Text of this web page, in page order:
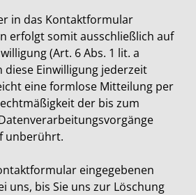
in das Kontaktformular
erfolgt somit ausschließlich auf
(Art. 6 Abs. 1 lit. a
diese Einwilligung jederzeit
eine formlose Mitteilung per
der bis zum
unberührt.
eingegebenen
uns, bis Sie uns zur Löschung